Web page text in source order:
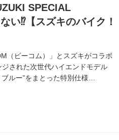
SPECIAL
い⁉︎【スズキのバイク！
（ビーコム）」とスズキがコラボ
された次世代ハイエンドモデル
ルー”をまとった特別仕様